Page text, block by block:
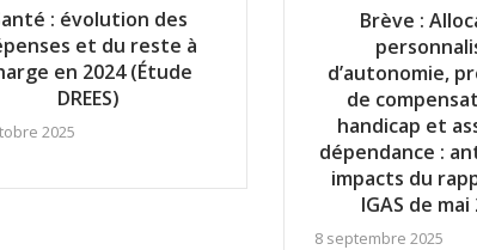
: évolution des
et du reste à
en 2024 (Étude
DREES)
2025
Brève :
d’autonomie,
de
handicap et
dépendance :
impacts du
IGAS de mai
8 septembre 2025